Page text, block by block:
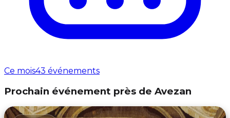
Ce mois43 événements
Prochain événement près de Avezan